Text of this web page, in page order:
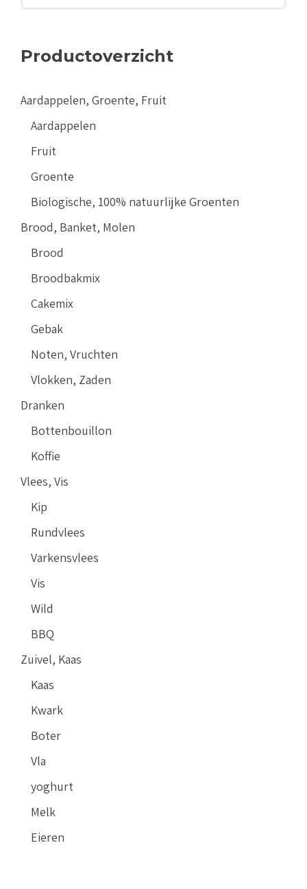
Productoverzicht
Aardappelen, Groente, Fruit
Aardappelen
Fruit
Groente
Biologische, 100% natuurlijke Groenten
Brood, Banket, Molen
Brood
Broodbakmix
Cakemix
Gebak
Noten, Vruchten
Vlokken, Zaden
Dranken
Bottenbouillon
Koffie
Vlees, Vis
Kip
Rundvlees
Varkensvlees
Vis
Wild
BBQ
Zuivel, Kaas
Kaas
Kwark
Boter
Vla
yoghurt
Melk
Eieren